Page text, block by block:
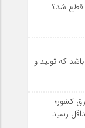
قطع شد؟
که تولید و
کشور؛
رسید